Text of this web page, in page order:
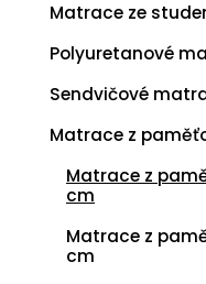
Matrace ze
Polyuretanové
Sendvičové
Matrace z
Matrace z
cm
Matrace z
cm